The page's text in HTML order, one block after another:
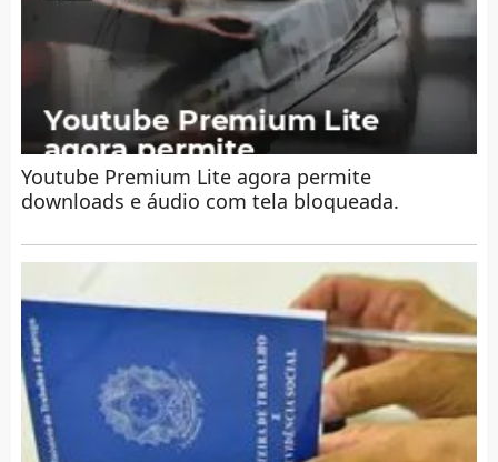
Youtube Premium Lite agora permite
downloads e áudio com tela bloqueada.